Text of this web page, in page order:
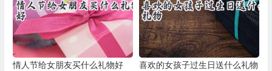
情人节给女朋友买什么礼物好 喜欢的女孩子过生日送什么礼物